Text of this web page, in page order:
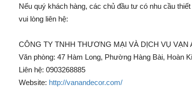
Nếu quý khách hàng, các chủ đầu tư có nhu cầu
vui lòng liên hệ:
CÔNG TY TNHH THƯƠNG MẠI VÀ DỊCH VỤ VẠN
Văn phòng: 47 Hàm Long, Phường Hàng Bài, Hoàn
Liên hệ: 0903268885
Website: http://vanandecor.com/